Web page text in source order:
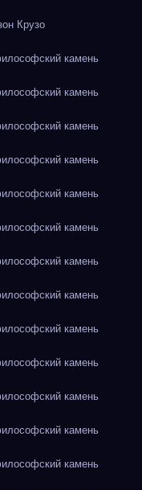
Крузо
камень
камень
камень
камень
камень
камень
камень
камень
камень
камень
камень
камень
камень